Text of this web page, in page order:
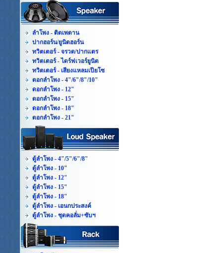
ลำโพง - ติดเพดาน
ปากฮอร์น/ยูนิตฮอร์น
ทวิตเตอร์ - จรวด/ปากแตร
ทวิตเตอร์ - ไดร์ฟเวอร์ยูนิต
ทวิตเตอร์ - เสียงแหลมเปียโซ
ดอกลำโพง - 4"/6"/8"/10"
ดอกลำโพง - 12"
ดอกลำโพง - 15"
ดอกลำโพง - 18"
ดอกลำโพง - 21"
ตู้ลำโพง - 4"/5"/6"/8"
ตู้ลำโพง - 10"
ตู้ลำโพง - 12"
ตู้ลำโพง - 15"
ตู้ลำโพง - 18"
ตู้ลำโพง - เอนกประสงค์
ตู้ลำโพง - ชุดคอลั่ม+ซับฯ